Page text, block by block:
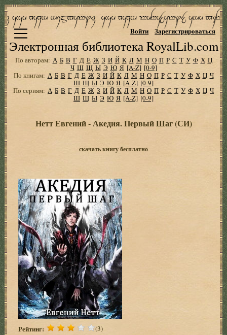
Электронная библиотека RoyalLib.com
Войти Зарегистрироваться
По авторам: А Б В Г Д Е Ж З И Й К Л М Н О П Р С Т У Ф Х Ц
Ч Ш Щ Ы Э Ю Я [A-Z] [0-9]
По книгам: А Б В Г Д Е Ж З И Й К Л М Н О П Р С Т У Ф Х Ц Ч
Ш Щ Ы Э Ю Я [A-Z] [0-9]
По сериям: А Б В Г Д Е Ж З И Й К Л М Н О П Р С Т У Ф Х Ц Ч
Ш Щ Ы Э Ю Я [A-Z] [0-9]
Нетт Евгений - Акедия. Первый Шаг (СИ)
скачать книгу бесплатно
Рейтинг: (3)